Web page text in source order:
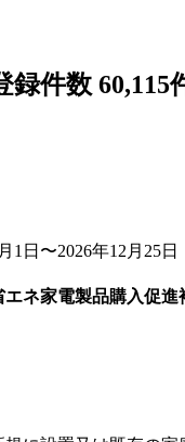
録件数 60,115
1日〜2026年12月25日
ネ家電製品購入促進